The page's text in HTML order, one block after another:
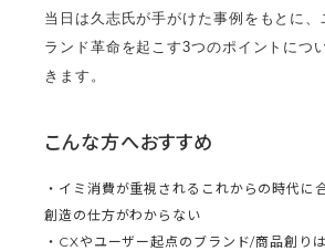
当日は久志氏が手がけた事例をもとに
ランド革命を起こす3つのポイントにつ
きます。
こんな方へおすすめ
・イミ消費が重視されるこれからの時代に
創造の仕方がわからない
・CXやユーザー起点のブランド/商品創り